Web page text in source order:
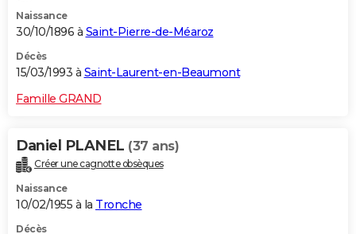
Naissance
30/10/1896 à Saint-Pierre-de-Méaroz
Décès
15/03/1993 à Saint-Laurent-en-Beaumont
Famille GRAND
Daniel PLANEL (37 ans)
Créer une cagnotte obsèques
Naissance
10/02/1955 à la Tronche
Décès